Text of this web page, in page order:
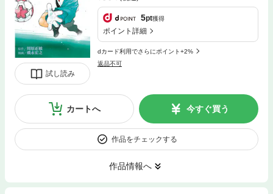
試し読み
5pt獲得
ポイント詳細
dカード利用でさらにポイント+2%
返品不可
カートへ 今すぐ買う
作品をチェックする
作品情報へ